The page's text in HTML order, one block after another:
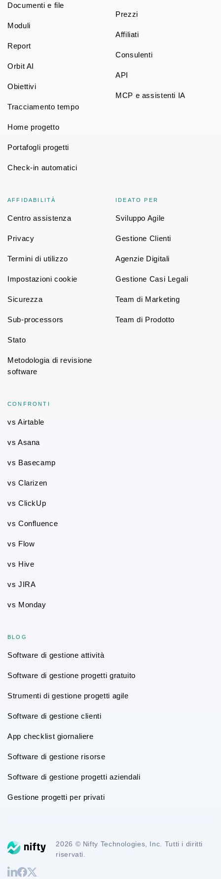
Documenti e file
Moduli
Report
Orbit AI
Obiettivi
Tracciamento tempo
Home progetto
Portafogli progetti
Check-in automatici
Prezzi
Affiliati
Consulenti
API
MCP e assistenti IA
AFFIDABILITÀ
Centro assistenza
Privacy
Termini di utilizzo
Impostazioni cookie
Sicurezza
Sub-processors
Stato
Metodologia di revisione
software
IDEATO PER
Sviluppo Agile
Gestione Clienti
Agenzie Digitali
Gestione Casi Legali
Team di Marketing
Team di Prodotto
CONFRONTI
vs Airtable
vs Asana
vs Basecamp
vs Clarizen
vs ClickUp
vs Confluence
vs Flow
vs Hive
vs JIRA
vs Monday
BLOG
Software di gestione attività
Software di gestione progetti gratuito
Strumenti di gestione progetti agile
Software di gestione clienti
App checklist giornaliere
Software di gestione risorse
Software di gestione progetti aziendali
Gestione progetti per privati
2026 © Nifty Technologies, Inc. Tutti i diritti
riservati.